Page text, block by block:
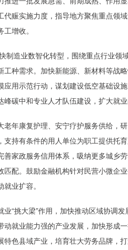
赈实施力度，指导地方聚焦重点领
增收。
造业数智化转型，围绕重点行业领
种需求。加快新能源、新材料等战
用示范行动，谋划建设低空基础设
碳中和专业人才队伍建设，扩大就业
年康复护理、安宁疗护服务供给，
持有条件的用人单位为职工提供托
家政服务信用体系，吸纳更多城乡
配。鼓励金融机构针对民营小微企
业扩容。
挑大梁”作用，加快推动区域协调发
就业能力强的产业发展，加快形成
色县域产业，培育壮大劳务品牌，